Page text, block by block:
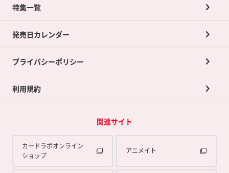
ネット買取について
買取承諾書について
ポイントカードTOP
ポイント交換景品
特集一覧
発売日カレンダー
プライバシーポリシー
利用規約
関連サイト
カードラボオンライン
ショップ
アニメイト